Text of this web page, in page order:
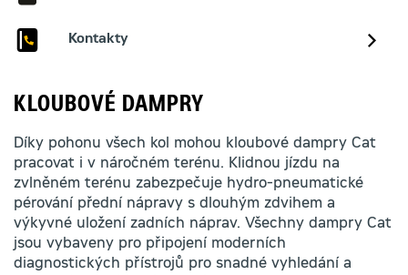
Kontakty
KLOUBOVÉ DAMPRY
Díky pohonu všech kol mohou kloubové dampry Cat
pracovat i v náročném terénu. Klidnou jízdu na
zvlněném terénu zabezpečuje hydro-pneumatické
pérování přední nápravy s dlouhým zdvihem a
výkyvné uložení zadních náprav. Všechny dampry Cat
jsou vybaveny pro připojení moderních
diagnostických přístrojů pro snadné vyhledání a